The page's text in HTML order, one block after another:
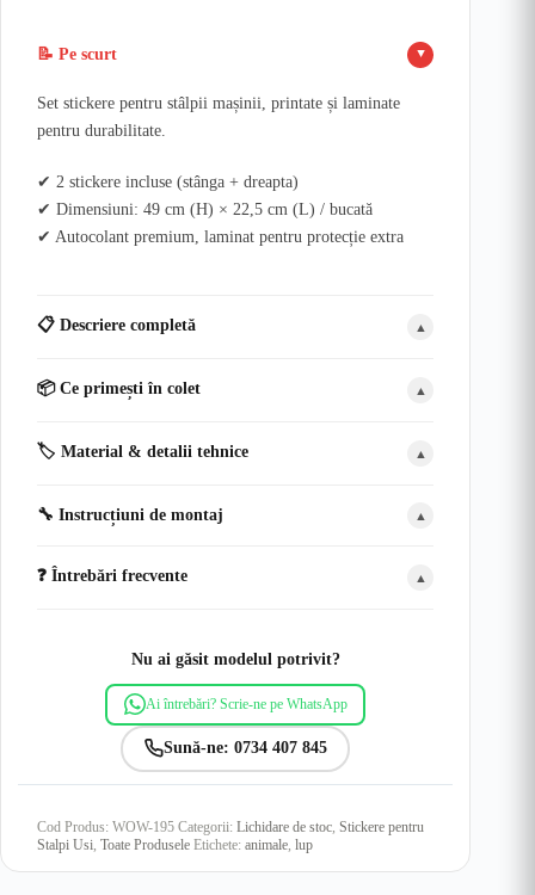
📝 Pe scurt ▲
Set stickere pentru stâlpii mașinii, printate și laminate
pentru durabilitate.
✔ 2 stickere incluse (stânga + dreapta)
✔ Dimensiuni: 49 cm (H) × 22,5 cm (L) / bucată
✔ Autocolant premium, laminat pentru protecție extra
📋 Descriere completă ▲
📦 Ce primești în colet ▲
🏷️ Material & detalii tehnice ▲
🔧 Instrucțiuni de montaj ▲
❓ Întrebări frecvente ▲
Nu ai găsit modelul potrivit?
Ai întrebări? Scrie-ne pe WhatsApp
Sună-ne: 0734 407 845
Cod Produs: WOW-195 Categorii: Lichidare de stoc Stickere pentru
Stalpi Usi Toate Produsele Etichete: animale lup